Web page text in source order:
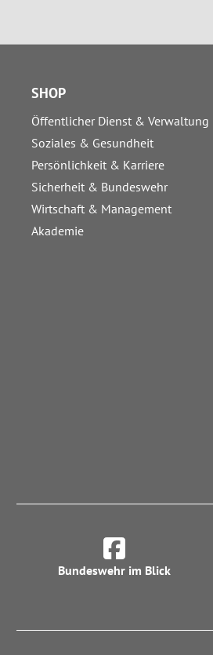
SHOP
Öffentlicher Dienst & Verwaltung
Soziales & Gesundheit
Persönlichkeit & Karriere
Sicherheit & Bundeswehr
Wirtschaft & Management
Akademie
Bundeswehr im Blick